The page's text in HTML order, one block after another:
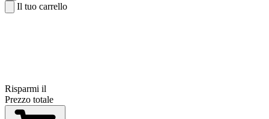
Il tuo carrello
Risparmi il
Prezzo totale